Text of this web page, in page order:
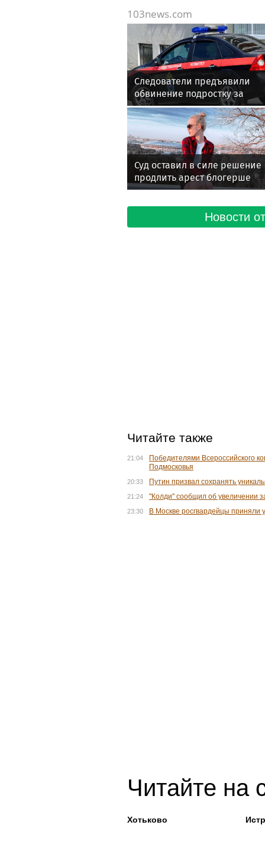
103news.com
Следователи предъявили
обвинение подростку за
поджог релейных шкафов в
Подмосковье
Суд оставил в силе решение
продлить арест блогерше
Диане Шурыгиной
Новости
Читайте также
21:04
Победителями Всероссийского
Подмосковья
20:33 Путин призвал сохранять
21:24 "Колди" сообщил об увеличении
23:30 В Москве росгвардейцы приняли
Читайте на
Хотьково